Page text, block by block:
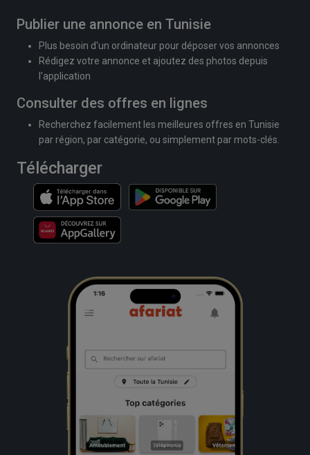
Publier une annonce en Tunisie
Plus besoin d'un ordinateur pour déposer vos annonces
Rédigez votre annonce et ajoutez des photos depuis
l'application
Consulter des offres en lignes
Recherchez facilement les meilleures offres en Tunisie
par région, par catégorie, ou simplement par mots-clés.
Télécharger